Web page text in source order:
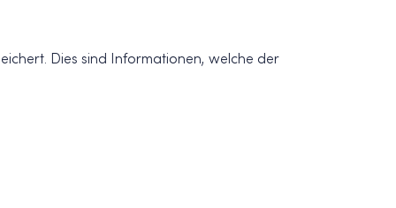
Dies sind Informationen, welche der